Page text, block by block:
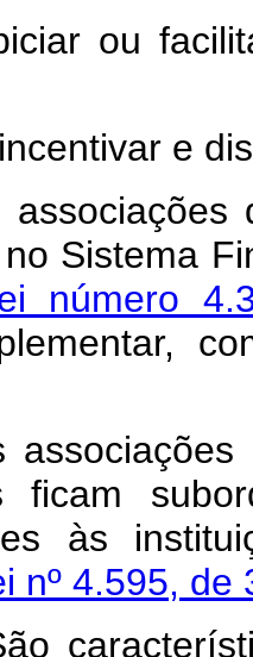
ou
e
Sistema
número
ficam
às
nº 4.595,